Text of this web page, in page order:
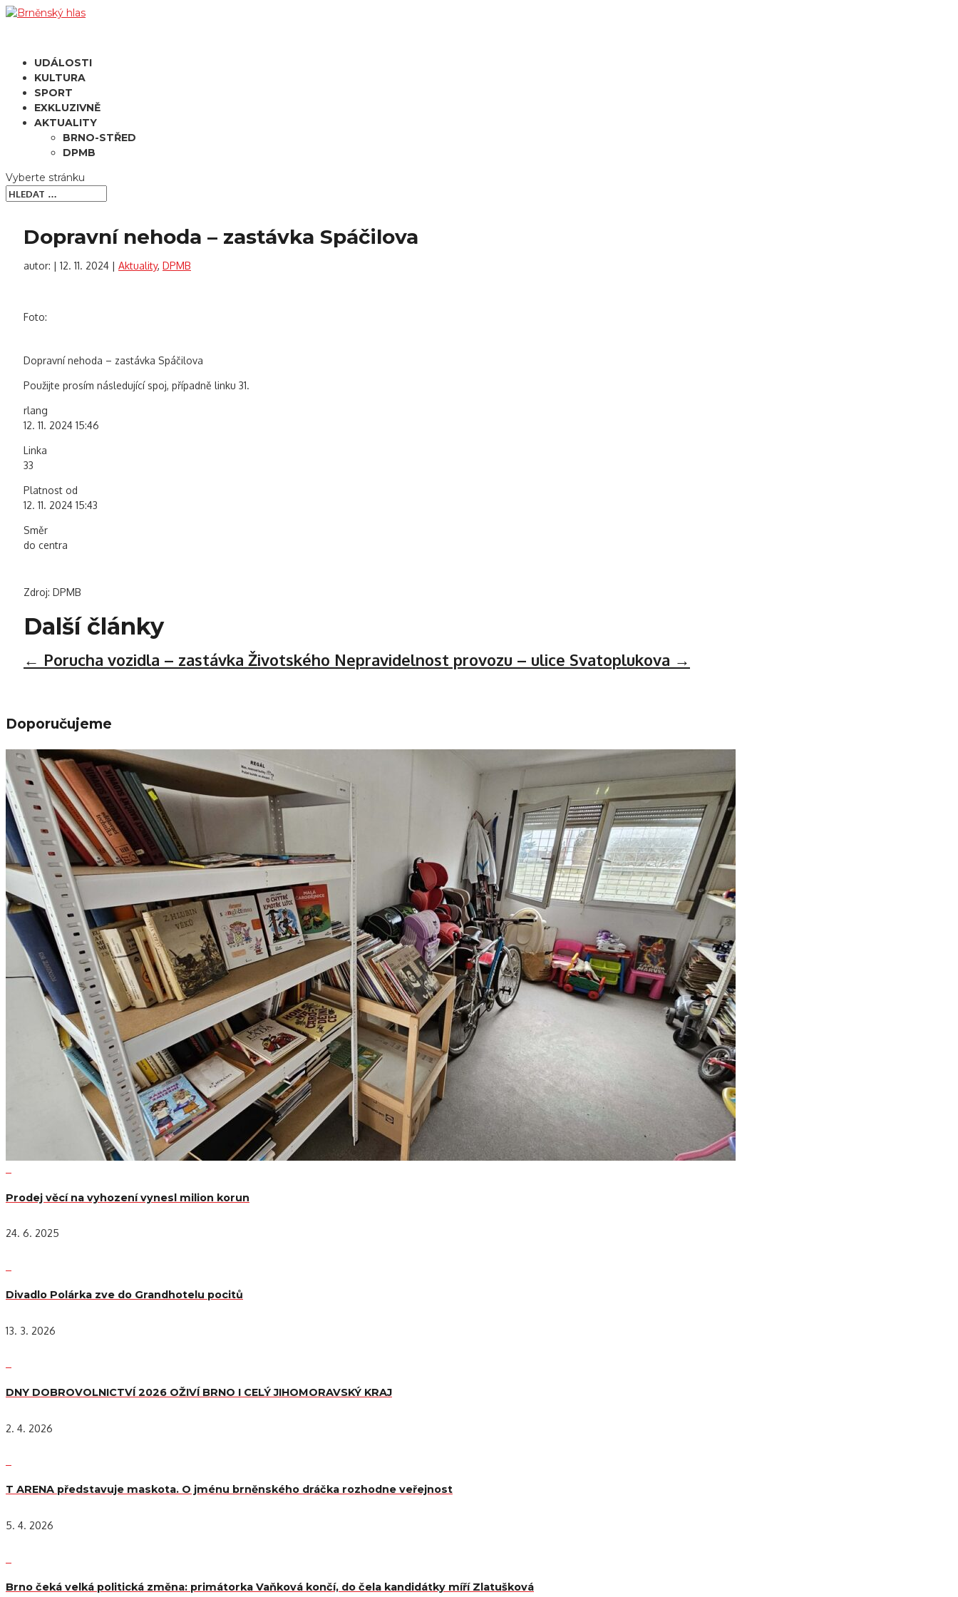
UDÁLOSTI
KULTURA
SPORT
EXKLUZIVNĚ
AKTUALITY
BRNO-STŘED
DPMB
Vyberte stránku
Dopravní nehoda – zastávka Spáčilova
autor: | 12. 11. 2024 | Aktuality, DPMB
Foto:
Dopravní nehoda – zastávka Spáčilova
Použijte prosím následující spoj, případně linku 31.
rlang
12. 11. 2024 15:46
Linka
33
Platnost od
12. 11. 2024 15:43
Směr
do centra
Zdroj: DPMB
Další články
← Porucha vozidla – zastávka Životského Nepravidelnost provozu – ulice Svatoplukova →
Doporučujeme
Prodej věcí na vyhození vynesl milion korun
24. 6. 2025
Divadlo Polárka zve do Grandhotelu pocitů
13. 3. 2026
DNY DOBROVOLNICTVÍ 2026 OŽIVÍ BRNO I CELÝ JIHOMORAVSKÝ KRAJ
2. 4. 2026
T ARENA představuje maskota. O jménu brněnského dráčka rozhodne veřejnost
5. 4. 2026
Brno čeká velká politická změna: primátorka Vaňková končí, do čela kandidátky míří Zlatušková